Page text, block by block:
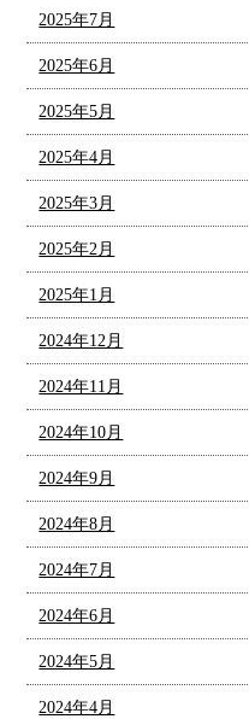
2025年7月
2025年6月
2025年5月
2025年4月
2025年3月
2025年2月
2025年1月
2024年12月
2024年11月
2024年10月
2024年9月
2024年8月
2024年7月
2024年6月
2024年5月
2024年4月